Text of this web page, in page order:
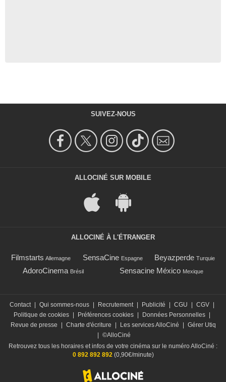
SUIVEZ-NOUS
ALLOCINÉ SUR MOBILE
ALLOCINÉ À L'ÉTRANGER
Filmstarts Allemagne SensaCine Espagne Beyazperde Turquie
AdoroCinema Brésil Sensacine México Mexique
Contact | Qui sommes-nous | Recrutement | Publicité | CGU | CGV |
Politique de cookies | Préférences cookies | Données Personnelles |
Revue de presse
| Charte d'écriture | Les services AlloCiné | Gérer Utiq
| ©AlloCiné
Retrouvez tous les horaires et infos de votre cinéma sur le numéro AlloCiné :
0 892 892 892(0,90€/minute)